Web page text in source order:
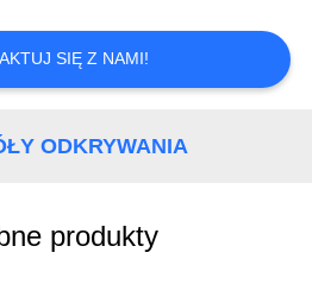
SIĘ Z NAMI!
ODKRYWANIA
produkty